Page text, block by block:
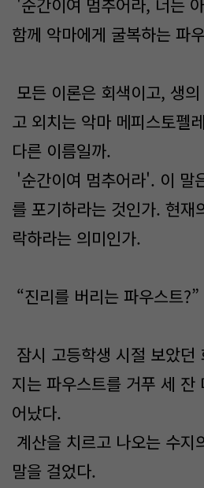
'순간이여 멈추어라, 너는
함께 악마에게 굴복하는 파
모든 이론은 회색이고, 생
고 외치는 악마 메피스토펠
다른 이름일까.
'순간이여 멈추어라'. 이 말
를 포기하라는 것인가. 현재
락하라는 의미인가.
“진리를 버리는 파우스트?”
잠시 고등학생 시절 보았던
지는 파우스트를 거푸 세 잔
어났다.
계산을 치르고 나오는 수지
말을 걸었다.